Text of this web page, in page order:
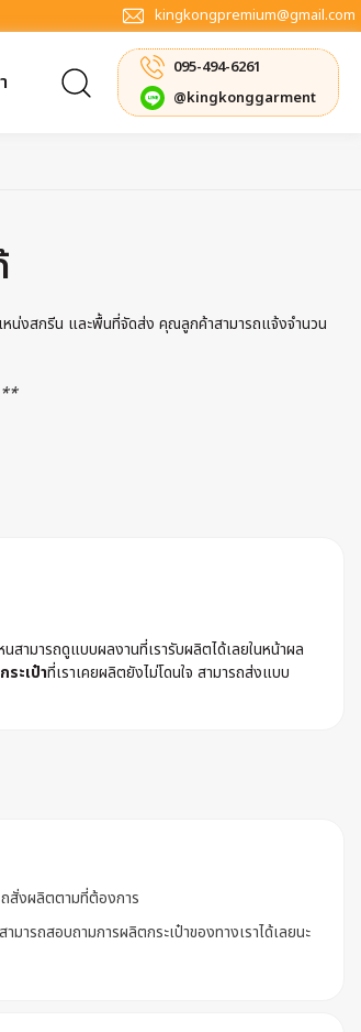
kingkongpremium@gmail.com
095-494-6261
@kingkonggarment
หน่งสกรีน และพื้นที่จัดส่ง คุณลูกค้าสามารถแจ้งจำนวน
**
สามารถดูแบบผลงานที่เรารับผลิตได้เลยในหน้าผล
ระเป๋าที่เราเคยผลิตยังไม่โดนใจ สามารถส่งแบบ
สั่งผลิตตามที่ต้องการ
มารถสอบถามการผลิตกระเป๋าของทางเราได้เลยนะ